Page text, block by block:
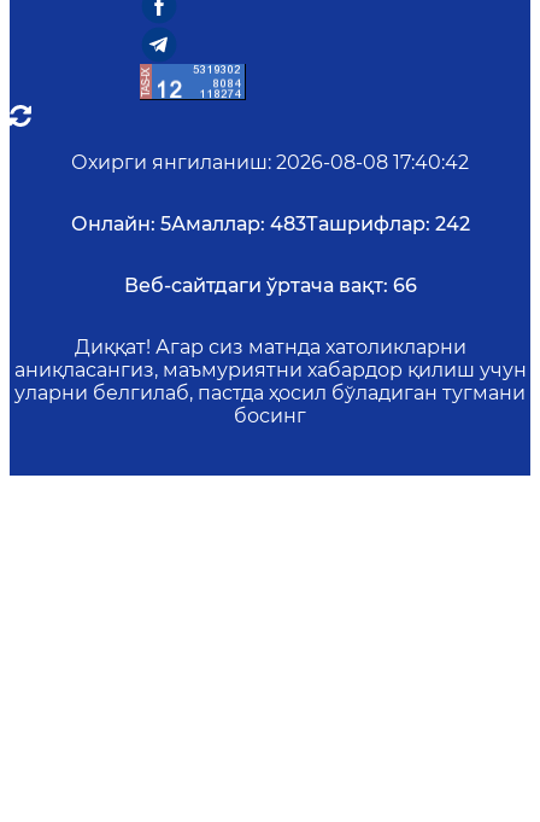
Охирги янгиланиш: 2026-08-08 17:40:42
Онлайн: 5Амаллар: 483Ташрифлар: 242
Веб-сайтдаги ўртача вақт: 66
Диққат! Агар сиз матнда хатоликларни
аниқласангиз, маъмуриятни хабардор қилиш учун
уларни белгилаб, пастда ҳосил бўладиган тугмани
босинг